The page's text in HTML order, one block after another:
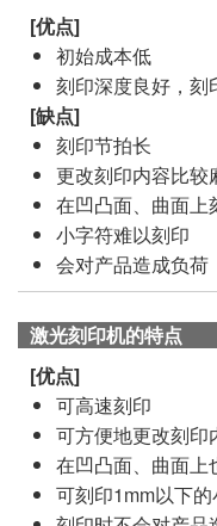
初始成本低
刻印深度良好，刻
刻印节拍长
更改刻印内容比较
在凹凸面、曲面上
小字符难以刻印
会对产品造成负荷
激光刻印机的特点
可高速刻印
可方便地更改刻印
在凹凸面、曲面上
可刻印1mm以下